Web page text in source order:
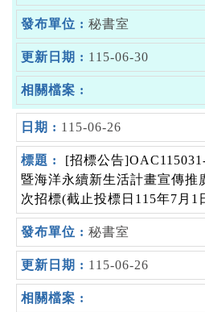
秘書室
115-06-30
115-06-26
[招標公告
暨海洋永續新生活計畫宣傳推
次招標(截止投標日115年7月1
秘書室
115-06-26